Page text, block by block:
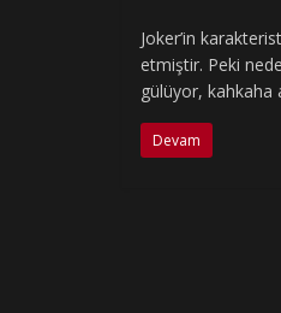
Joker’in
etmiştir. Peki
gülüyor, kahkaha
Devam